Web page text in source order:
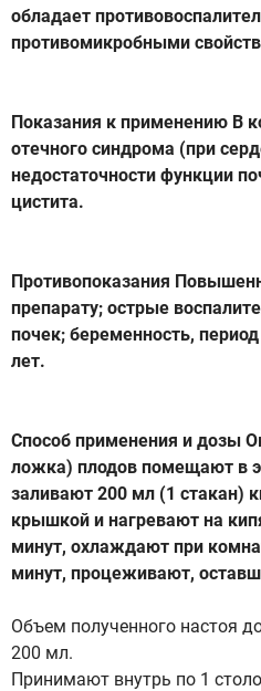
обладает
противомикробными
Показания к применению В
отечного синдрома (при
недостаточности функции
цистита.
Противопоказания
препарату; острые
почек; беременность,
лет.
Способ применения и дозы
ложка) плодов помещают в
заливают 200 мл (1 стакан)
крышкой и нагревают на
минут, охлаждают при
минут, процеживают,
Объем полученного настоя
200 мл.
Принимают внутрь по 1